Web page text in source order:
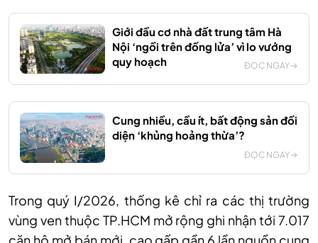
Giới đầu cơ nhà đất trung tâm Hà
Nội ‘ngồi trên đống lửa’ vì lo vướng
quy hoạch
ĐỌC NGAY
Cung nhiều, cầu ít, bất động sản đối
diện ‘khủng hoảng thừa’?
ĐỌC NGAY
Trong quý I/2026, thống kê chỉ ra các thị trường
vùng ven thuộc TP.HCM mở rộng ghi nhận tới 7.017
căn hộ mở bán mới, cao gấp gần 6 lần nguồn cung